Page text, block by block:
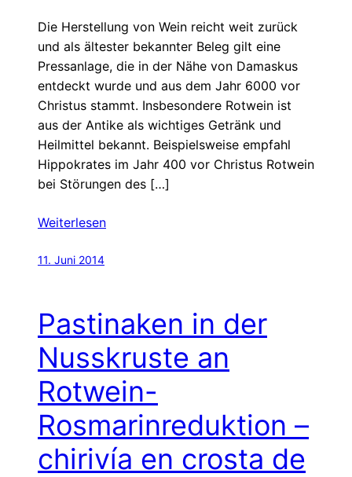
Die Herstellung von Wein reicht weit zurück
und als ältester bekannter Beleg gilt eine
Pressanlage, die in der Nähe von Damaskus
entdeckt wurde und aus dem Jahr 6000 vor
Christus stammt. Insbesondere Rotwein ist
aus der Antike als wichtiges Getränk und
Heilmittel bekannt. Beispielsweise empfahl
Hippokrates im Jahr 400 vor Christus Rotwein
bei Störungen des […]
Weiterlesen
11. Juni 2014
Pastinaken in der
Nusskruste an
Rotwein-
Rosmarinreduktion –
chirivía en crosta de